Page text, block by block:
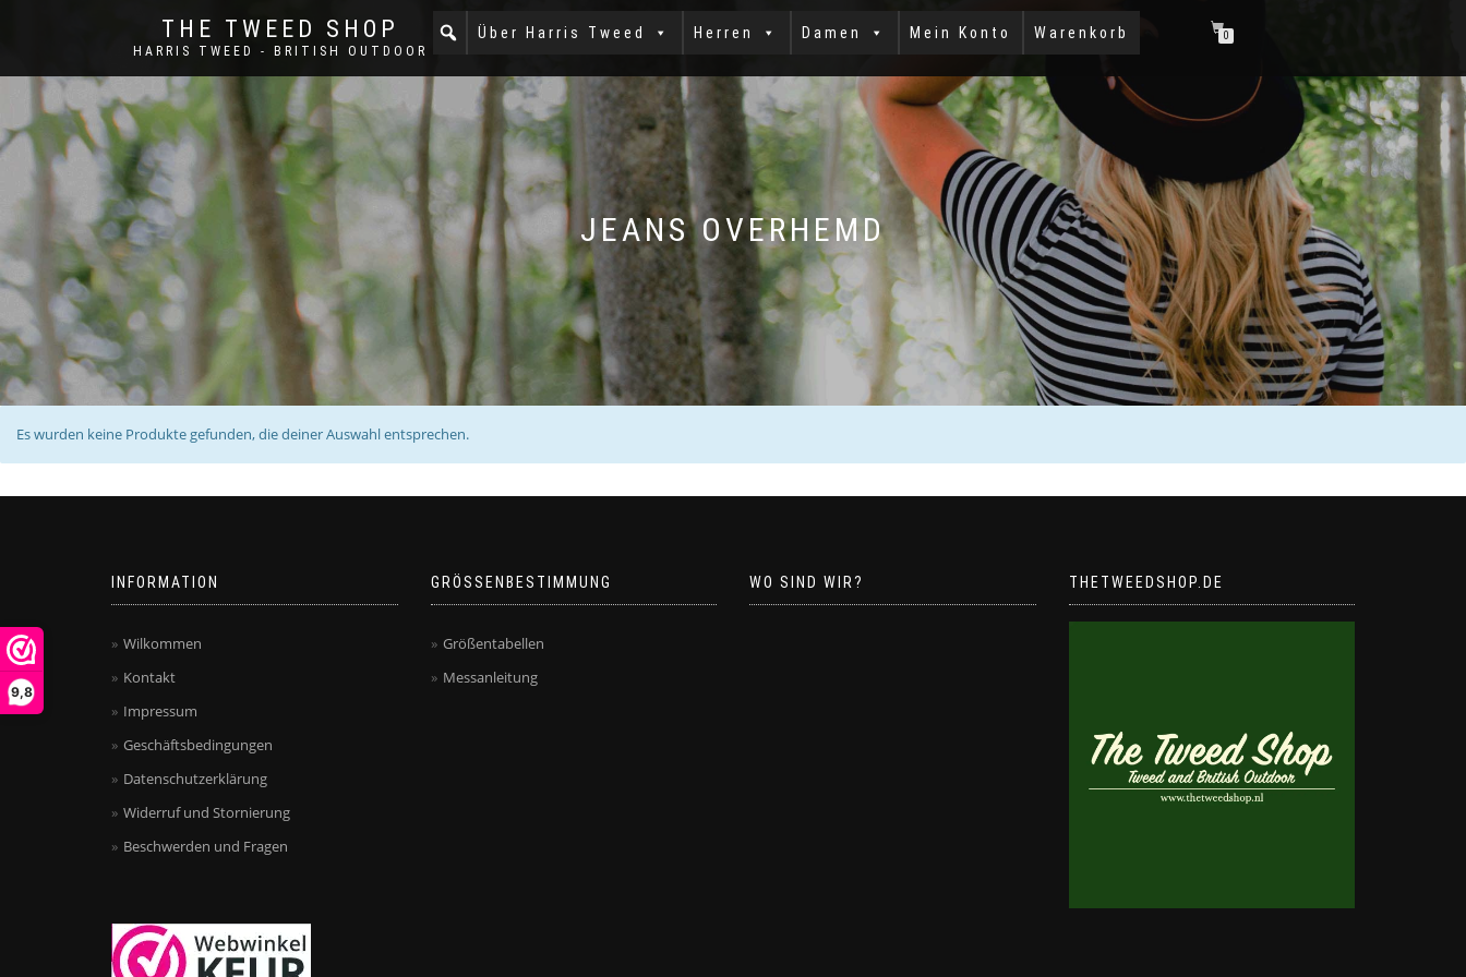
9,8
THE TWEED SHOP
HARRIS TWEED - BRITISH OUTDOOR
Über Harris Tweed Herren Damen Mein Konto Warenkorb 0
JEANS OVERHEMD
Es wurden keine Produkte gefunden, die deiner Auswahl entsprechen.
INFORMATION
Wilkommen
Kontakt
Impressum
Geschäftsbedingungen
Datenschutzerklärung
Widerruf und Stornierung
Beschwerden und Fragen
GRÖSSENBESTIMMUNG
Größentabellen
Messanleitung
WO SIND WIR? THETWEEDSHOP.DE